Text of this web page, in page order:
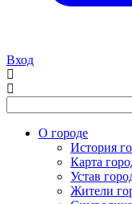
Вход
О городе
История
Карта
Устав
Жители